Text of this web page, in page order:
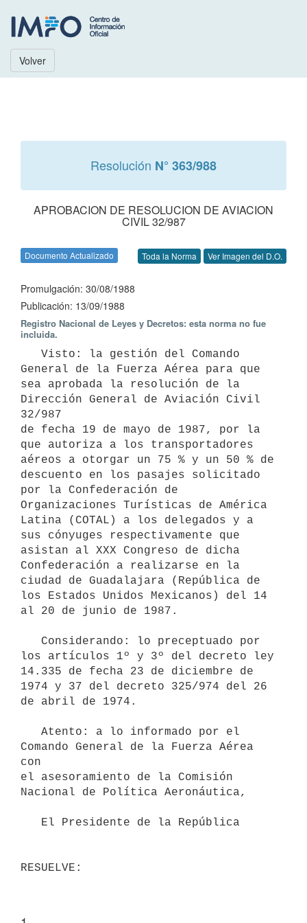
Volver
Resolución N° 363/988
APROBACION DE RESOLUCION DE AVIACION
CIVIL 32/987
Documento Actualizado Toda la Norma Ver Imagen del D.O.
Promulgación: 30/08/1988
Publicación: 13/09/1988
Registro Nacional de Leyes y Decretos: esta norma no fue
incluida.
General de la Fuerza Aérea para que
sea aprobada la resolución de la
Dirección General de Aviación Civil
32/987
de fecha 19 de mayo de 1987, por la
que autoriza a los transportadores
aéreos a otorgar un 75 % y un 50 % de
descuento en los pasajes solicitado
por la Confederación de
Organizaciones Turísticas de América
Latina (COTAL) a los delegados y a
sus cónyuges respectivamente que
asistan al XXX Congreso de dicha
Confederación a realizarse en la
ciudad de Guadalajara (República de
los Estados Unidos Mexicanos) del 14
al 20 de junio de 1987.
los artículos 1º y 3º del decreto ley
14.335 de fecha 23 de diciembre de
1974 y 37 del decreto 325/974 del 26
de abril de 1974.
Comando General de la Fuerza Aérea
con
el asesoramiento de la Comisión
Nacional de Política Aeronáutica,
RESUELVE: